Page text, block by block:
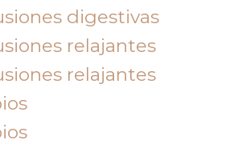
digestivas
relajantes
relajantes